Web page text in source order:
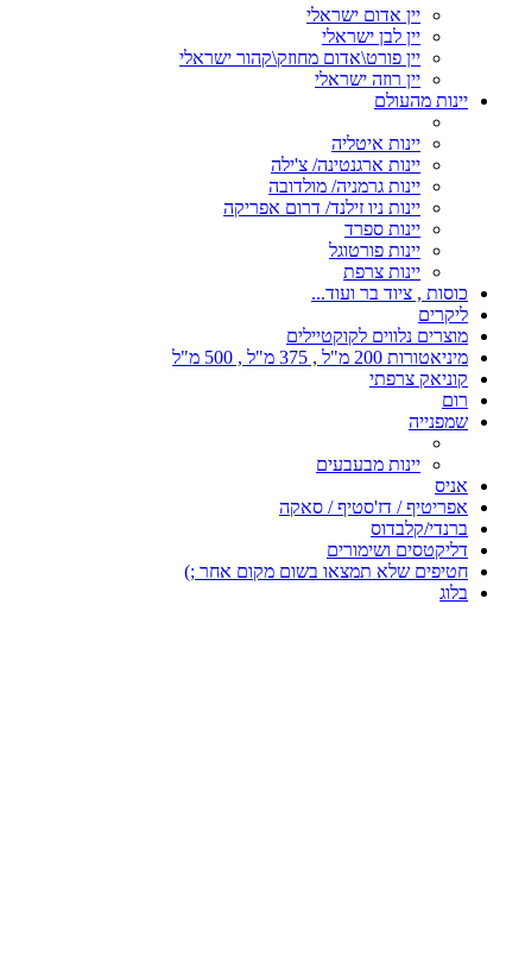
יין אדום ישראלי
יין לבן ישראלי
יין פורט\אדום מחוזק\קהור ישראלי
יין רוזה ישראלי
יינות מהעולם
יינות איטליה
יינות ארגנטינה/ צ'ילה
יינות גרמניה/ מולדובה
יינות ניו זילנד/ דרום אפריקה
יינות ספרד
יינות פורטוגל
יינות צרפת
כוסות , ציוד בר ועוד...
ליקרים
מוצרים נלווים לקוקטיילים
מיניאטורות 200 מ"ל , 375 מ"ל , 500 מ"ל
קוניאק צרפתי
רום
שמפנייה
יינות מבעבעים
אניס
אפריטיף / דז'סטיף / סאקה
ברנדי/קלבדוס
דליקטסים ושימורים
חטיפים שלא תמצאו בשום מקום אחר ;)
בלוג